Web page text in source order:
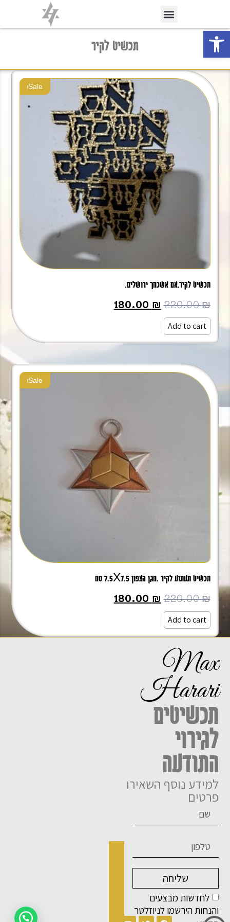
פתח סרגל נגישות
תכשיט לקיר
Sale!
תכשיט לקיר.אם אשכחך ירושלים.
220.00₪
180.00 ₪
Add to cart
Sale!
תכשיט תעתוע לקיר .מגן הצפון 7.5X7.5 סמ
220.00₪
180.00 ₪
Add to cart
Max
Harari
תכשיטים
לגירוי
התודעה
למידע נוסף השאירו
פרטים
לחדשות מבצעים
והנחות הירשמו לניוזלטר
שליחה